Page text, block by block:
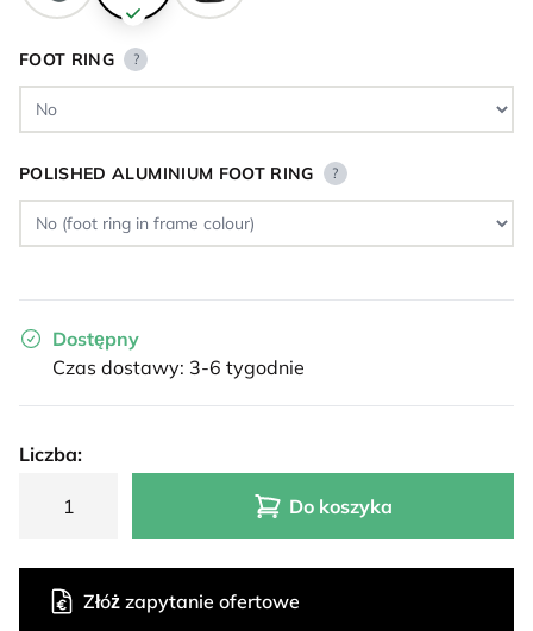
FOOT RING ?
POLISHED ALUMINIUM FOOT RING ?
Dostępny
Czas dostawy: 3-6 tygodnie
Liczba:
Do koszyka
Złóż zapytanie ofertowe